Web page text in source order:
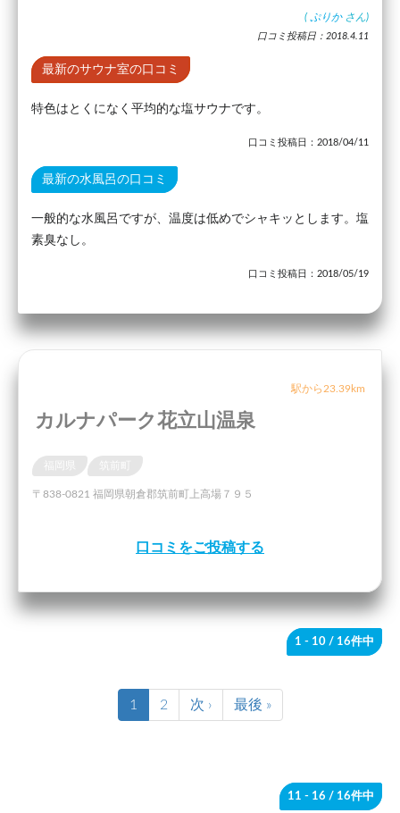
( ぷりか さん)
口コミ投稿日：2018.4.11
最新のサウナ室の口コミ
特色はとくになく平均的な塩サウナです。
口コミ投稿日：2018/04/11
最新の水風呂の口コミ
一般的な水風呂ですが、温度は低めでシャキッとします。塩
素臭なし。
口コミ投稿日：2018/05/19
駅から23.39km
カルナパーク花立山温泉
〒838-0821 福岡県朝倉郡筑前町上高場７９５
口コミをご投稿する
1 - 10 / 16件中
1 2 次 › 最後 »
11 - 16 / 16件中